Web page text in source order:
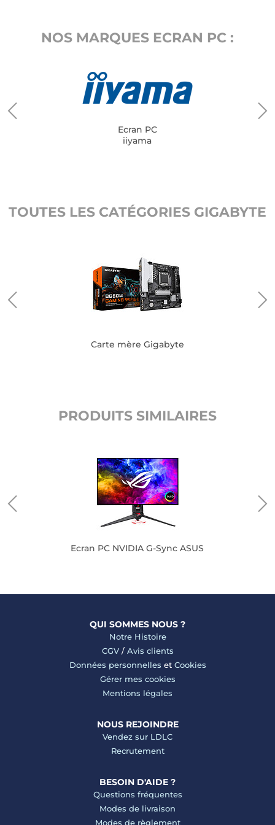
NOS MARQUES ECRAN PC :
Ecran PC
iiyama
TOUTES LES CATÉGORIES GIGABYTE
Carte mère Gigabyte
PRODUITS SIMILAIRES
Ecran PC NVIDIA G-Sync ASUS
QUI SOMMES NOUS ?
Notre Histoire
CGV/ Avis clients
Données personnelles et Cookies
Gérer mes cookies
Mentions légales
NOUS REJOINDRE
Vendez sur LDLC
Recrutement
BESOIN D'AIDE ?
Questions fréquentes
Modes de livraison
Modes de règlement